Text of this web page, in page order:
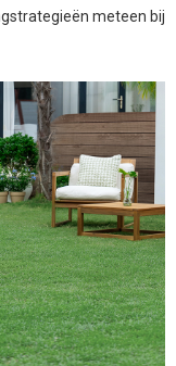
meteen bij